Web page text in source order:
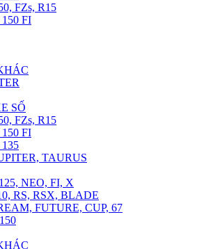
FZs, R15
FI
SỐ
FZs, R15
FI
TAURUS
NEO, FI, X
RS, RSX, BLADE
FUTURE, CUP, 67